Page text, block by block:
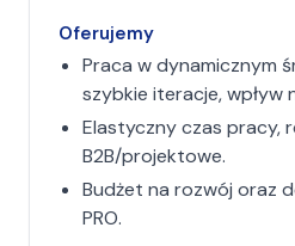
Oferujemy
Praca w dynamicznym
szybkie iteracje, wpływ
Elastyczny czas pracy,
B2B/projektowe.
Budżet na rozwój oraz
PRO.